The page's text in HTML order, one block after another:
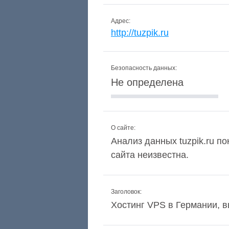
Адрес:
http://tuzpik.ru
Безопасность данных:
Не определена
О сайте:
Анализ данных tuzpik.ru
сайта неизвестна.
Заголовок:
Хостинг VPS в Германии,